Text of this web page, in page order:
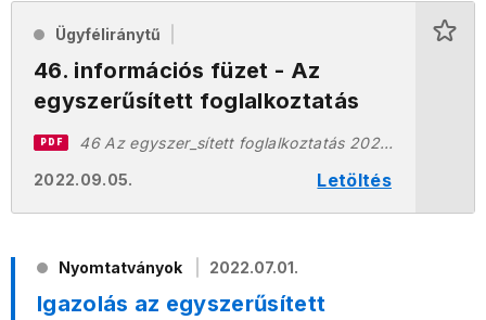
Ügyféliránytű
46. információs füzet - Az
egyszerűsített foglalkoztatás
2022.09.05. Letöltés
PDF 46 Az egyszer_sített foglalkoztatás 20220905.pdf
Nyomtatványok 2022.07.01.
Igazolás az egyszerűsített